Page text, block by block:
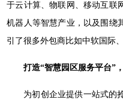
于云计算、物联网、移动互联
机器人等智慧产业，以及围绕
引了很多外包商比如中软国际
打造“智慧园区服务平台”
为初创企业提供一站式的